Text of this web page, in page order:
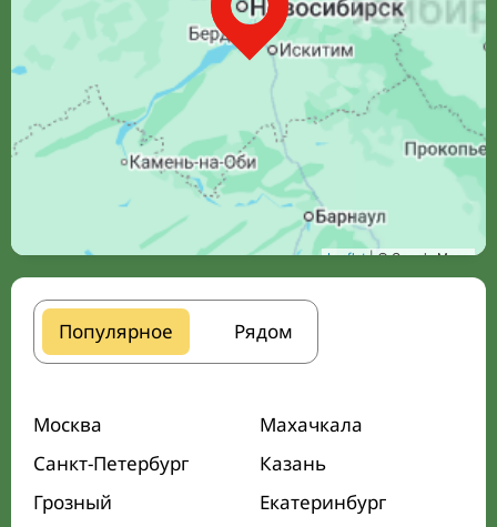
Leaflet| © Google Maps
Популярное Рядом
Москва
Махачкала
Санкт-Петербург
Казань
Грозный
Екатеринбург